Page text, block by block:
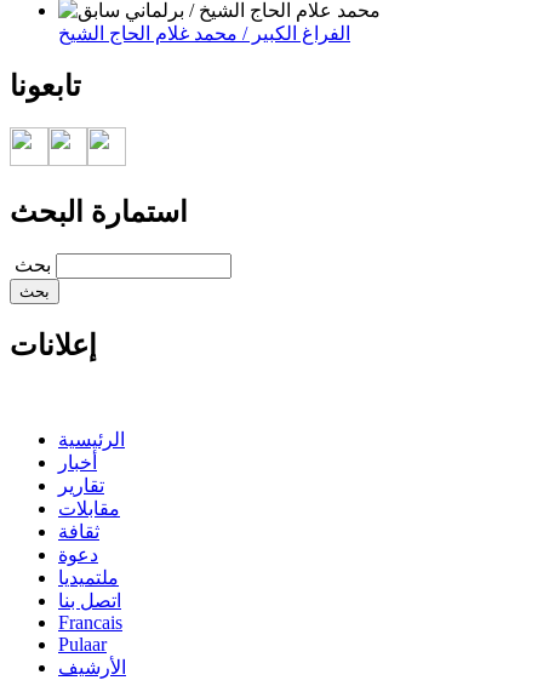
الفراغ الكبير / محمد غلام الحاج الشيخ
تابعونا
استمارة البحث
‏بحث ‏
إعلانات
الرئيسية
أخبار
تقارير
مقابلات
ثقافة
دعوة
ملتميديا
اتصل بنا
Francais
Pulaar
الأرشيف